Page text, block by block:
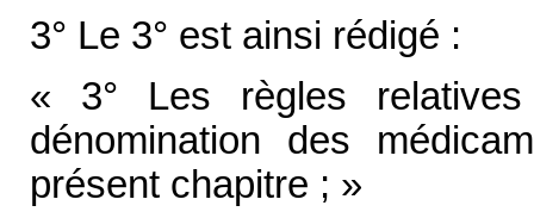
3° Le 3° est ainsi rédigé :
« 3° Les règles
dénomination des
présent chapitre ; »